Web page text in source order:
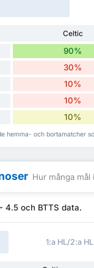
Celtic
90%
30%
10%
10%
10%
hemma- och bortamatcher
Hur många mål
4.5 och BTTS data.
1:a HL/2:a HL